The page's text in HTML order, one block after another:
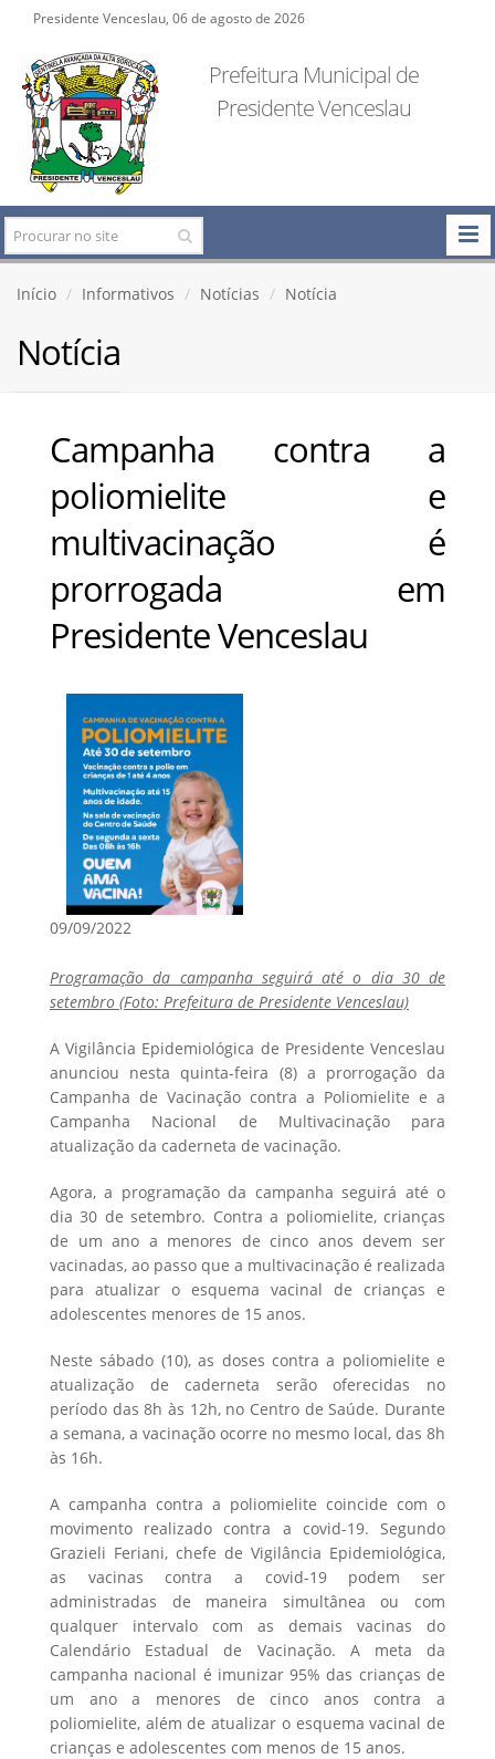
Presidente Venceslau, 06 de agosto de 2026
Prefeitura Municipal de
Presidente Venceslau
Início Informativos Notícias Notícia
Notícia
Campanha contra a
poliomielite e
multivacinação é
prorrogada em
Presidente Venceslau
09/09/2022
Programação da campanha seguirá até o dia 30 de
setembro (Foto: Prefeitura de Presidente Venceslau)
A Vigilância Epidemiológica de Presidente Venceslau
anunciou nesta quinta-feira (8) a prorrogação da
Campanha de Vacinação contra a Poliomielite e a
Campanha Nacional de Multivacinação para
atualização da caderneta de vacinação.
Agora, a programação da campanha seguirá até o
dia 30 de setembro. Contra a poliomielite, crianças
de um ano a menores de cinco anos devem ser
vacinadas, ao passo que a multivacinação é realizada
para atualizar o esquema vacinal de crianças e
adolescentes menores de 15 anos.
Neste sábado (10), as doses contra a poliomielite e
atualização de caderneta serão oferecidas no
período das 8h às 12h, no Centro de Saúde. Durante
a semana, a vacinação ocorre no mesmo local, das 8h
às 16h.
A campanha contra a poliomielite coincide com o
movimento realizado contra a covid-19. Segundo
Grazieli Feriani, chefe de Vigilância Epidemiológica,
as vacinas contra a covid-19 podem ser
administradas de maneira simultânea ou com
qualquer intervalo com as demais vacinas do
Calendário Estadual de Vacinação. A meta da
campanha nacional é imunizar 95% das crianças de
um ano a menores de cinco anos contra a
poliomielite, além de atualizar o esquema vacinal de
crianças e adolescentes com menos de 15 anos.